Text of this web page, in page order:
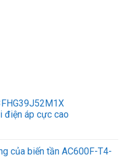
điện áp cực cao
của biến tần AC600F-T4-